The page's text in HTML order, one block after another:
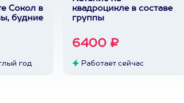
Сокол в
будние
год
квадроцикле в составе
группы
6400 ₽
Работает сейчас